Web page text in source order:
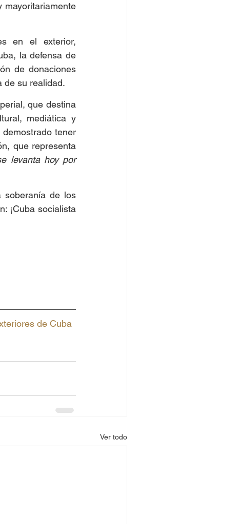
mayoritariamente
en el exterior,
la defensa de
de donaciones
de su realidad.
que destina
mediática y
tener
que representa
levanta hoy por
soberanía de los
¡Cuba socialista
de Cuba
Ver todo